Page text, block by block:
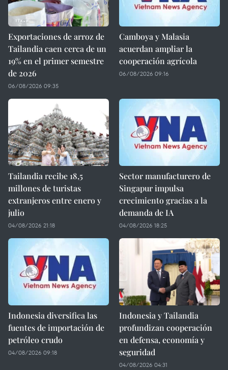
Exportaciones de arroz de
Tailandia caen cerca de un
19% en el primer semestre
de 2026
06/08/2026 09:35
Camboya y Malasia
acuerdan ampliar la
cooperación agrícola
06/08/2026 09:16
Tailandia recibe 18,5
millones de turistas
extranjeros entre enero y
julio
04/08/2026 21:18
Sector manufacturero de
Singapur impulsa
crecimiento gracias a la
demanda de IA
04/08/2026 18:25
Indonesia diversifica las
fuentes de importación de
petróleo crudo
04/08/2026 09:18
Indonesia y Tailandia
profundizan cooperación
en defensa, economía y
seguridad
04/08/2026 04:31